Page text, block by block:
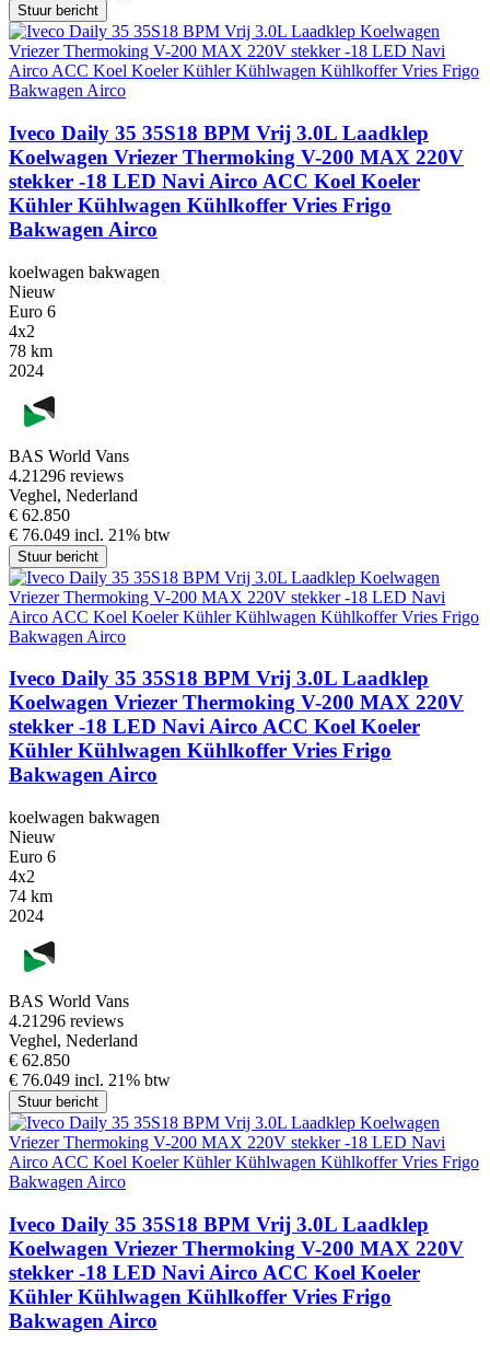
Stuur bericht
Iveco Daily 35 35S18 BPM Vrij 3.0L Laadklep
Koelwagen Vriezer Thermoking V-200 MAX 220V
stekker -18 LED Navi Airco ACC Koel Koeler
Kühler Kühlwagen Kühlkoffer Vries Frigo
Bakwagen Airco
koelwagen bakwagen
Nieuw
Euro 6
4x2
78 km
2024
BAS World Vans
4.21296 reviews
Veghel, Nederland
€ 62.850
€ 76.049 incl. 21% btw
Stuur bericht
Iveco Daily 35 35S18 BPM Vrij 3.0L Laadklep
Koelwagen Vriezer Thermoking V-200 MAX 220V
stekker -18 LED Navi Airco ACC Koel Koeler
Kühler Kühlwagen Kühlkoffer Vries Frigo
Bakwagen Airco
koelwagen bakwagen
Nieuw
Euro 6
4x2
74 km
2024
BAS World Vans
4.21296 reviews
Veghel, Nederland
€ 62.850
€ 76.049 incl. 21% btw
Stuur bericht
Iveco Daily 35 35S18 BPM Vrij 3.0L Laadklep
Koelwagen Vriezer Thermoking V-200 MAX 220V
stekker -18 LED Navi Airco ACC Koel Koeler
Kühler Kühlwagen Kühlkoffer Vries Frigo
Bakwagen Airco